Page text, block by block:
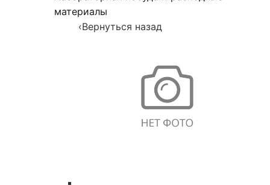
материалы
‹Вернуться назад